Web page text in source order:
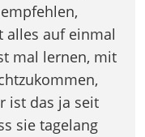
alles auf einmal
mal lernen, mit
ist das ja seit
sie tagelang